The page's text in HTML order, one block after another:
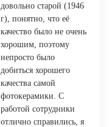
довольно старой (1946
г), понятно, что её
качество было не очень
хорошим, поэтому
непросто было
добиться хорошего
качества самой
фотокерамики. С
работой сотрудники
отлично справились, я